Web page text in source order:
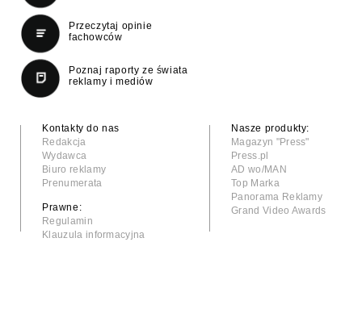
Przeczytaj opinie
fachowców
Poznaj raporty ze świata
reklamy i mediów
Kontakty do nas
Redakcja
Wydawca
Biuro reklamy
Prenumerata
Prawne:
Regulamin
Klauzula informacyjna
Nasze produkty:
Magazyn "Press"
Press.pl
AD wo/MAN
Top Marka
Panorama Reklamy
Grand Video Awards